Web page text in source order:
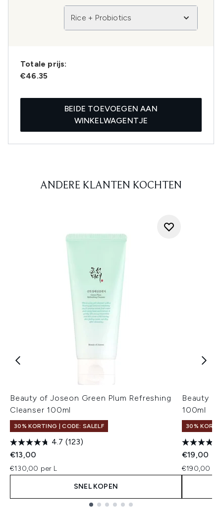
Rice + Probiotics
Totale prijs:
€46.35
BEIDE TOEVOEGEN AAN
WINKELWAGENTJE
ANDERE KLANTEN KOCHTEN
Beauty of Joseon Green Plum Refreshing
Cleanser 100ml
30% KORTING | CODE: SALELF
4.7 (123)
€13,00
€130,00 per L
SNEL KOPEN
Beauty of
100ml
30%
€19,00
€190,00